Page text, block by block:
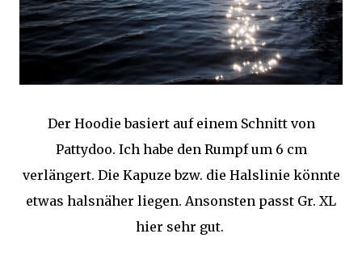
Der Hoodie basiert auf einem Schnitt von
Pattydoo. Ich habe den Rumpf um 6 cm
verlängert. Die Kapuze bzw. die Halslinie könnte
etwas halsnäher liegen. Ansonsten passt Gr. XL
hier sehr gut.